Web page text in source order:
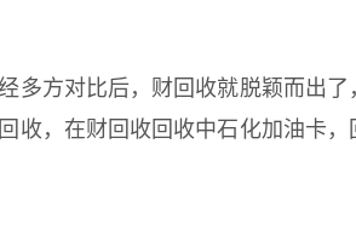
方对比后，财回收就脱颖而出了
收，在财回收回收中石化加油卡